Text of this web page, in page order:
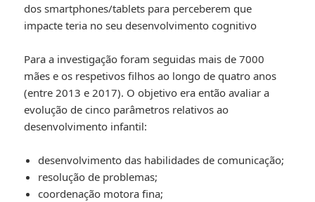
dos smartphones/tablets para perceberem que
impacte teria no seu desenvolvimento cognitivo
Para a investigação foram seguidas mais de 7000
mães e os respetivos filhos ao longo de quatro anos
(entre 2013 e 2017). O objetivo era então avaliar a
evolução de cinco parâmetros relativos ao
desenvolvimento infantil:
desenvolvimento das habilidades de comunicação;
resolução de problemas;
coordenação motora fina;